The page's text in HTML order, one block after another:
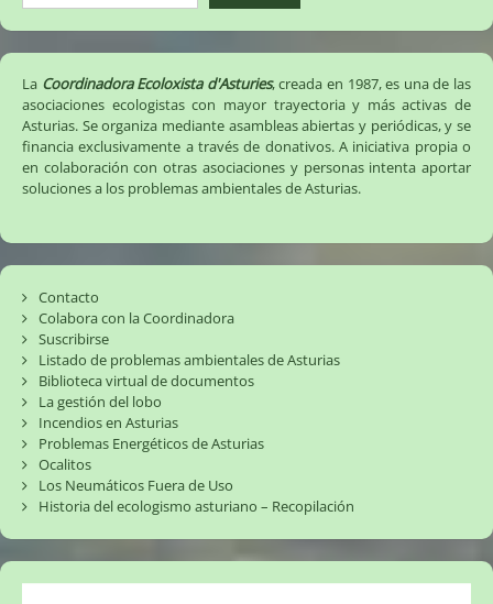
La Coordinadora Ecoloxista d'Asturies, creada en 1987, es una de las
asociaciones ecologistas con mayor trayectoria y más activas de
Asturias. Se organiza mediante asambleas abiertas y periódicas, y se
financia exclusivamente a través de donativos. A iniciativa propia o
en colaboración con otras asociaciones y personas intenta aportar
soluciones a los problemas ambientales de Asturias.
Contacto
Colabora con la Coordinadora
Suscribirse
Listado de problemas ambientales de Asturias
Biblioteca virtual de documentos
La gestión del lobo
Incendios en Asturias
Problemas Energéticos de Asturias
Ocalitos
Los Neumáticos Fuera de Uso
Historia del ecologismo asturiano – Recopilación